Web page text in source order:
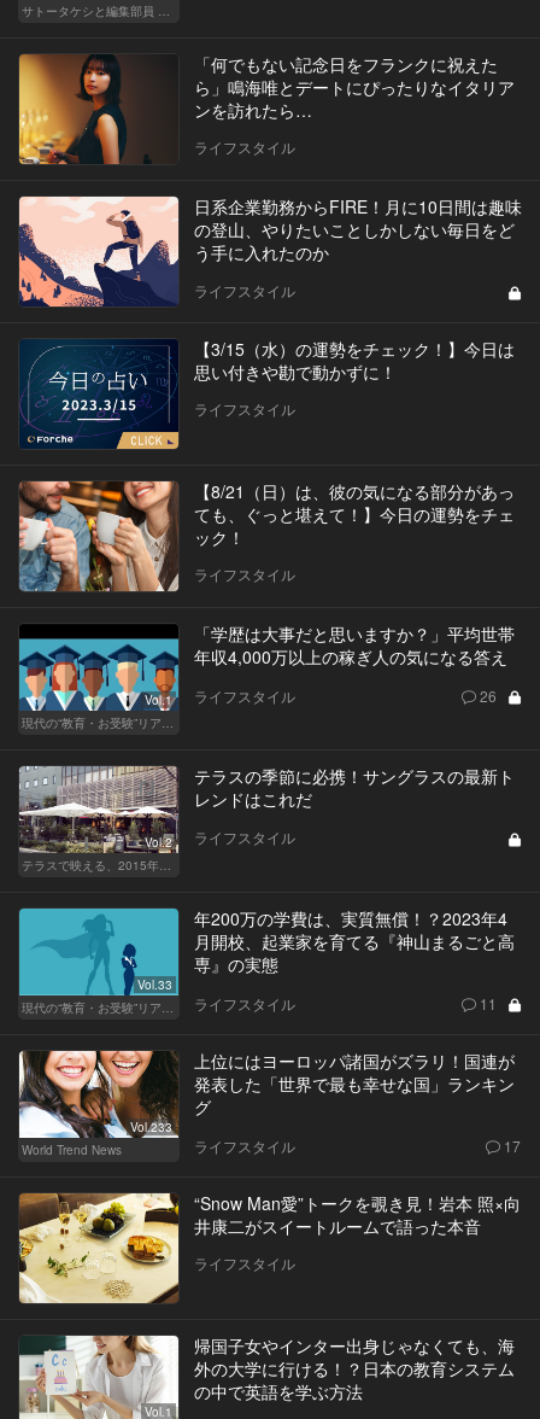
サトータケシと編集部員 船山の"CAR GENTSへの道"
「何でもない記念日をフランクに祝えた
ら」鳴海唯とデートにぴったりなイタリア
ンを訪れたら…
ライフスタイル
日系企業勤務からFIRE！月に10日間は趣味
の登山、やりたいことしかしない毎日をど
う手に入れたのか
ライフスタイル
【3/15（水）の運勢をチェック！】今日は
思い付きや勘で動かずに！
ライフスタイル
【8/21（日）は、彼の気になる部分があっ
ても、ぐっと堪えて！】今日の運勢をチェ
ック！
ライフスタイル
Vol.1
「学歴は大事だと思いますか？」平均世帯
年収4,000万以上の稼ぎ人の気になる答え
ライフスタイル 26
Vol.2
テラスの季節に必携！サングラスの最新ト
レンドはこれだ
ライフスタイル
Vol.33
年200万の学費は、実質無償！？2023年4
月開校、起業家を育てる『神山まるごと高
専』の実態
ライフスタイル 11
Vol.233
World Trend News
上位にはヨーロッパ諸国がズラリ！国連が
発表した「世界で最も幸せな国」ランキン
グ
ライフスタイル 17
“Snow Man愛”トークを覗き見！岩本 照×向
井康二がスイートルームで語った本音
ライフスタイル
Vol.1
帰国子女やインター出身じゃなくても、海
外の大学に行ける！？日本の教育システム
の中で英語を学ぶ方法